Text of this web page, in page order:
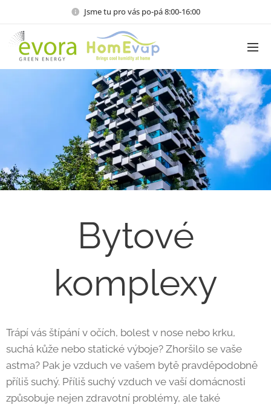
Jsme tu pro vás po-pá 8:00-16:00
Bytové
komplexy
Trápí vás štípání v očích, bolest v nose nebo krku,
suchá kůže nebo statické výboje? Zhoršilo se vaše
astma? Pak je vzduch ve vašem bytě pravděpodobně
příliš suchý. Příliš suchý vzduch ve vaší domácnosti
způsobuje nejen zdravotní problémy, ale také